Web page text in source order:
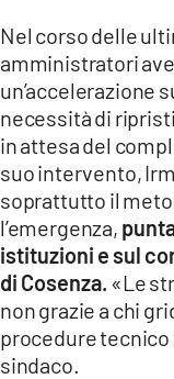
Nel corso delle
amministratori
un’accelerazione
necessità di
in attesa del
suo intervento,
soprattutto il
l’emergenza,
istituzioni e sul
di Cosenza. «Le
non grazie a chi
procedure
sindaco.